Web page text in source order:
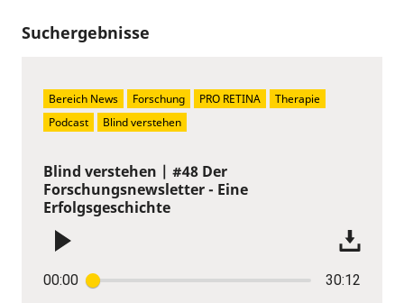
Suchergebnisse
Blind verstehen | #48 Der
Forschungsnewsletter - Eine
Erfolgsgeschichte
00:00 30:12
Bereich News Forschung PRO RETINA
Therapie
Podcast
Blind verstehen